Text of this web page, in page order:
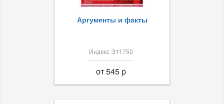
Аргументы и факты
Индекс Э11750
от 545 p